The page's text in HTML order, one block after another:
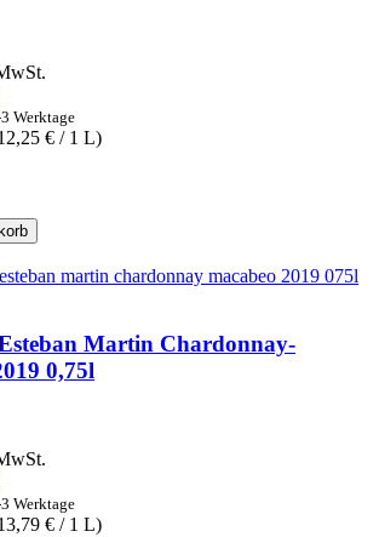
Werktage
€ / 1 L)
Martin Chardonnay-
0,75l
Werktage
€ / 1 L)